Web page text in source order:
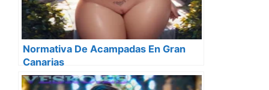
Normativa De Acampadas En Gran
Canarias